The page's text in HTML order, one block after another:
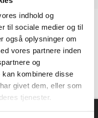
indhold og
til sociale medier og til
også oplysninger om
vores partnere inden
og
kombinere disse
givet dem, eller som
tjenester.